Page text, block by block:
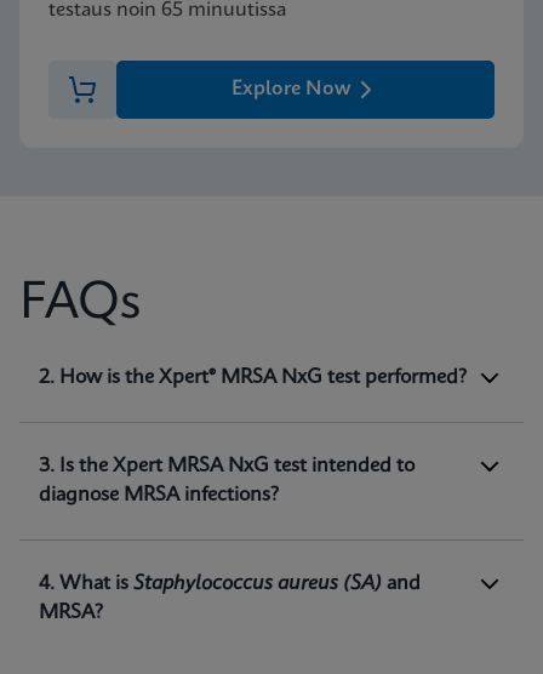
testaus noin 65 minuutissa
Explore Now
FAQs
1. What is Xpert® MRSA NxG test intended
diagnostic test intended for the detection of
methicillin-resistantStaphylococcus aureus
1
2. How is the Xpert® MRSA NxG test performed?
3. Is the Xpert MRSA NxG test intended to
diagnose MRSA infections?
4. What is Staphylococcus aureus (SA) and
MRSA?